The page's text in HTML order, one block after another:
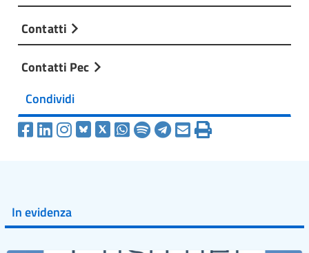
Contatti
Contatti Pec
Condividi
In evidenza